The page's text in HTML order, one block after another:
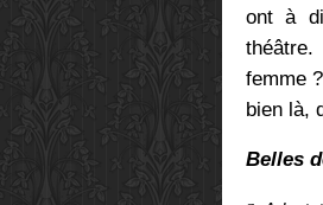
ont à
femme
bien là,
Belles